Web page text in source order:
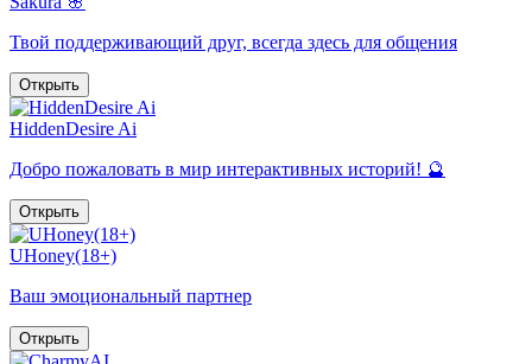
Твой поддерживающий друг, всегда здесь для общения
Открыть
HiddenDesire Ai
Добро пожаловать в мир интерактивных историй! 🔮
Открыть
UHoney(18+)
Ваш эмоциональный партнер
Открыть